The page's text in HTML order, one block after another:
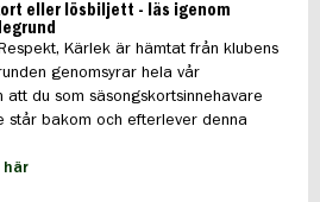
eller lösbiljett - läs igenom
Kärlek är hämtat från klubens
genomsyrar hela vår
att du som säsongskortsinnehavare
bakom och efterlever denna
här